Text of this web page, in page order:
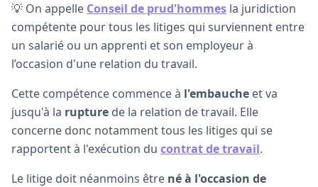
💡 On appelle Conseil de prud'hommes la juridiction
compétente pour tous les litiges qui surviennent entre
un salarié ou un apprenti et son employeur à
l’occasion d'une relation du travail.
Cette compétence commence à l'embauche et va
jusqu'à la rupture de la relation de travail. Elle
concerne donc notamment tous les litiges qui se
rapportent à l'exécution du contrat de travail.
Le litige doit néanmoins être né à l'occasion de